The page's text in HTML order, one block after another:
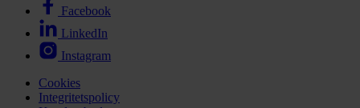
Facebook
LinkedIn
Instagram
Cookies
Integritetspolicy